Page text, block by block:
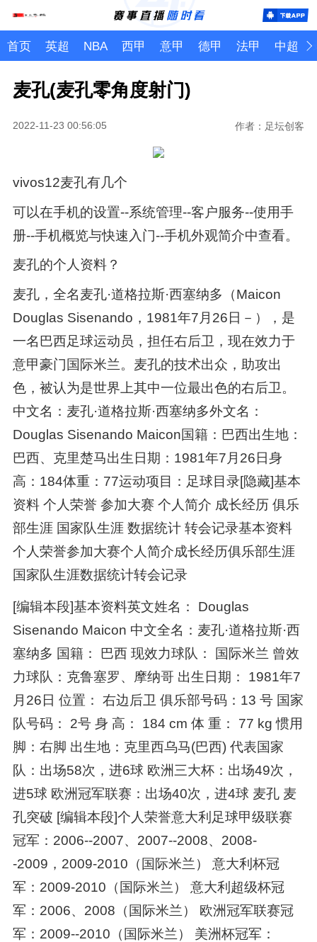
首页 英超 NBA 西甲 意甲 德甲 法甲 中超
麦孔(麦孔零角度射门)
2022-11-23 00:56:05 作者：足坛创客
vivos12麦孔有几个
可以在手机的设置--系统管理--客户服务--使用手
册--手机概览与快速入门--手机外观简介中查看。
麦孔的个人资料？
麦孔，全名麦孔·道格拉斯·西塞纳多（Maicon
Douglas Sisenando，1981年7月26日－），是
一名巴西足球运动员，担任右后卫，现在效力于
意甲豪门国际米兰。麦孔的技术出众，助攻出
色，被认为是世界上其中一位最出色的右后卫。
中文名：麦孔·道格拉斯·西塞纳多外文名：
Douglas Sisenando Maicon国籍：巴西出生地：
巴西、克里楚马出生日期：1981年7月26日身
高：184体重：77运动项目：足球目录[隐藏]基本
资料 个人荣誉 参加大赛 个人简介 成长经历 俱乐
部生涯 国家队生涯 数据统计 转会记录基本资料
个人荣誉参加大赛个人简介成长经历俱乐部生涯
国家队生涯数据统计转会记录
[编辑本段]基本资料英文姓名： Douglas
Sisenando Maicon 中文全名：麦孔·道格拉斯·西
塞纳多 国籍： 巴西 现效力球队： 国际米兰 曾效
力球队：克鲁塞罗、摩纳哥 出生日期： 1981年7
月26日 位置： 右边后卫 俱乐部号码：13 号 国家
队号码： 2号 身 高： 184 cm 体 重： 77 kg 惯用
脚：右脚 出生地：克里西乌马(巴西) 代表国家
队：出场58次，进6球 欧洲三大杯：出场49次，
进5球 欧洲冠军联赛：出场40次，进4球 麦孔 麦
孔突破 [编辑本段]个人荣誉意大利足球甲级联赛
冠军：2006--2007、2007--2008、2008-
-2009，2009-2010（国际米兰） 意大利杯冠
军：2009-2010（国际米兰） 意大利超级杯冠
军：2006、2008（国际米兰） 欧洲冠军联赛冠
军：2009--2010（国际米兰） 美洲杯冠军：